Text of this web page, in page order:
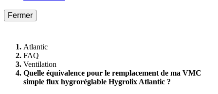
Fermer
Atlantic
FAQ
Ventilation
Quelle équivalence pour le remplacement de ma VMC
simple flux hygroréglable Hygrolix Atlantic ?